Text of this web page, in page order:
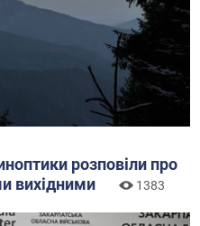
розповіли про
вихідними
1383